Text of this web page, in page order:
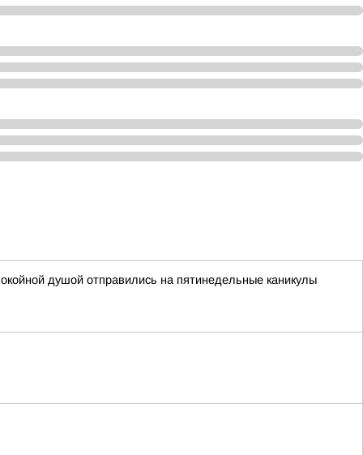
душой отправились на пятинедельные каникулы